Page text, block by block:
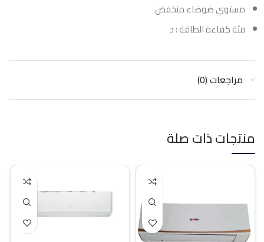
مستوي ضوضاء منخفض
فئة كفاءة الطاقة : د
مراجعات (0)
منتجات ذات صلة